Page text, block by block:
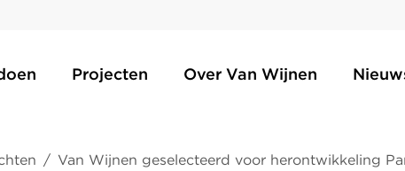
Projecten Over Van Wijnen
/ Van Wijnen geselecteerd voor herontwikkeling